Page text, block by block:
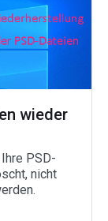
wieder
PSD-
nicht